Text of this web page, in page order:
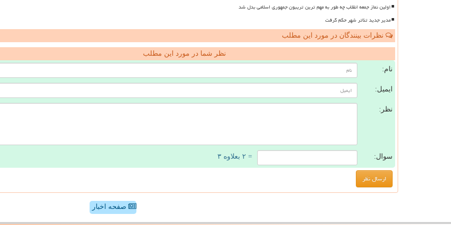
اولین نماز جمعه انقلاب چه طور به مهم ترین تریبون جمهوری اسلامی بدل شد
مدیر جدید تئاتر شهر حکم گرفت
نظرات بینندگان در مورد این مطلب
نظر شما در مورد این مطلب
نام:
ایمیل:
نظر:
سوال: = ۲ بعلاوه ۳
صفحه اخبار